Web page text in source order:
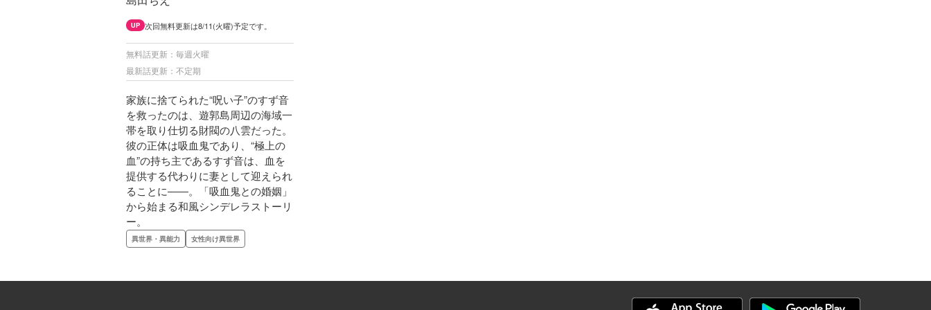
UP 次回無料更新は8/11(火曜)予定です。
無料話更新：毎週火曜
最新話更新：不定期
家族に捨てられた“呪い子”のすず音
を救ったのは、遊郭島周辺の海域一
帯を取り仕切る財閥の八雲だった。
彼の正体は吸血鬼であり、“極上の
血”の持ち主であるすず音は、血を
提供する代わりに妻として迎えられ
ることに――。「吸血鬼との婚姻」
から始まる和風シンデレラストーリ
ー。
異世界・異能力 女性向け異世界